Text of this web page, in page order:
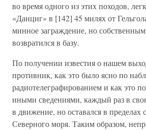
во время одного из этих походов,
«Данциг» в [142] 45 милях от
минное заграждение, но
возвратился в базу.
По получении известия о нашем
противник, как это было ясно по
радиотелеграфированием и как это
иными сведениями, каждый раз в
в движение, но оставался в пределах
Северного моря. Таким образом,